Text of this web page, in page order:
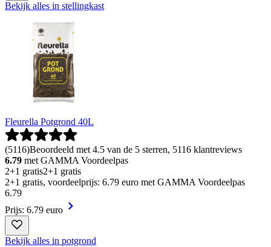
Bekijk alles in stellingkast
Fleurella Potgrond 40L
(5116)Beoordeeld met 4.5 van de 5 sterren, 5116 klantreviews
6.79 met GAMMA Voordeelpas
2+1 gratis2+1 gratis
2+1 gratis, voordeelprijs: 6.79 euro met GAMMA Voordeelpas
6.79
Prijs: 6.79 euro
Bekijk alles in potgrond